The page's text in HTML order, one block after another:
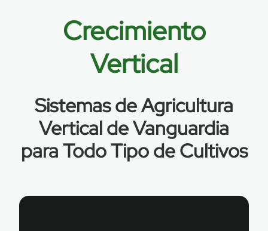
Crecimiento
Vertical
Sistemas de Agricultura
Vertical de Vanguardia
para Todo Tipo de Cultivos